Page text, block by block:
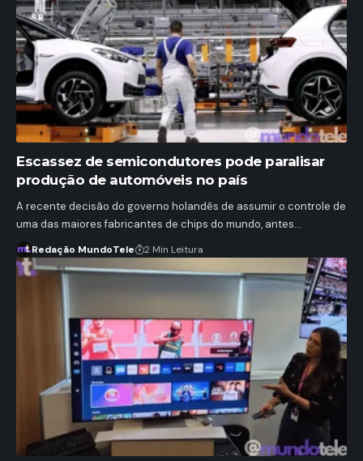
Escassez de semicondutores pode paralisar
produção de automóveis no país
A recente decisão do governo holandês de assumir o controle de
uma das maiores fabricantes de chips do mundo, antes…
Redação MundoTele 2 Min Leitura